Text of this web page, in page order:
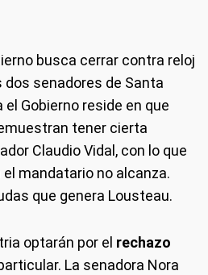
busca cerrar contra reloj
senadores de Santa
el Gobierno reside en que
tener cierta
Claudio Vidal, con lo que
mandatario no alcanza.
que genera Lousteau.
optarán por el rechazo
La senadora Nora